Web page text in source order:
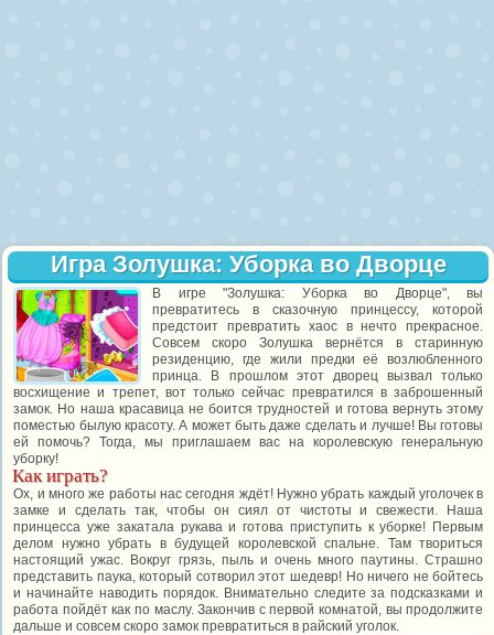
Игра Золушка: Уборка во Дворце
В игре "Золушка: Уборка во Дворце", вы
превратитесь в сказочную принцессу, которой
предстоит превратить хаос в нечто прекрасное.
Совсем скоро Золушка вернётся в старинную
резиденцию, где жили предки её возлюбленного
принца. В прошлом этот дворец вызвал только
восхищение и трепет, вот только сейчас превратился в заброшенный
замок. Но наша красавица не боится трудностей и готова вернуть этому
поместью былую красоту. А может быть даже сделать и лучше! Вы готовы
ей помочь? Тогда, мы приглашаем вас на королевскую генеральную
уборку!
Как играть?
Ох, и много же работы нас сегодня ждёт! Нужно убрать каждый уголочек в
замке и сделать так, чтобы он сиял от чистоты и свежести. Наша
принцесса уже закатала рукава и готова приступить к уборке! Первым
делом нужно убрать в будущей королевской спальне. Там твориться
настоящий ужас. Вокруг грязь, пыль и очень много паутины. Страшно
представить паука, который сотворил этот шедевр! Но ничего не бойтесь
и начинайте наводить порядок. Внимательно следите за подсказками и
работа пойдёт как по маслу. Закончив с первой комнатой, вы продолжите
дальше и совсем скоро замок превратиться в райский уголок.